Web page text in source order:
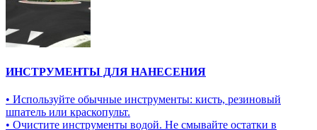
ИНСТРУМЕНТЫ ДЛЯ НАНЕСЕНИЯ
• Используйте обычные инструменты: кисть, резиновый
шпатель или краскопульт.
• Очистите инструменты водой. Не смывайте остатки в